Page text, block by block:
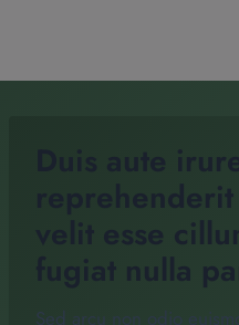
Duis aute
velit esse
fugiat nulla
Sed arcu non odio